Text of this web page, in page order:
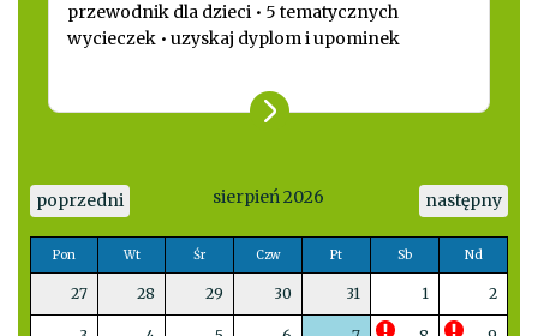
przewodnik dla dzieci • 5 tematycznych
wycieczek • uzyskaj dyplom i upominek
poprzedni sierpień 2026 następny
Pon Wt Śr Czw Pt Sb Nd
27 28 29 30 31 1 2